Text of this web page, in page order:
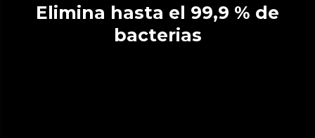
Elimina hasta el 99,9 % de
bacterias